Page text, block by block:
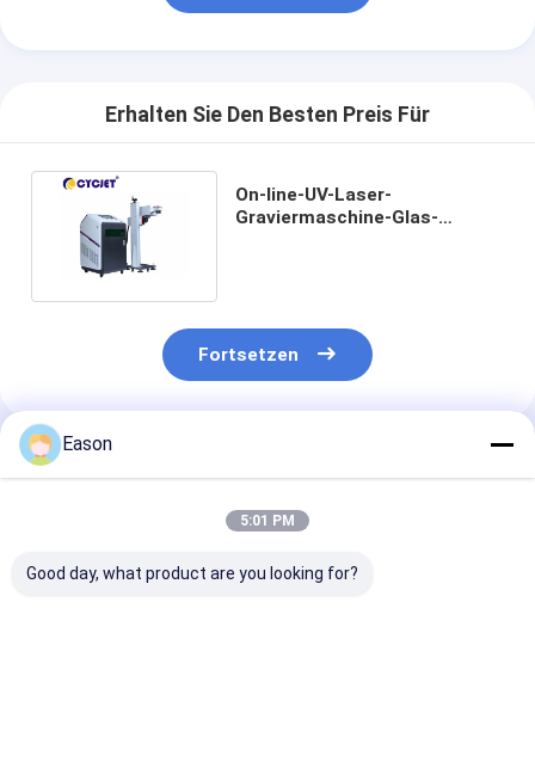
Erhalten Sie Den Besten Preis Für
On-line-UV-Laser-
Graviermaschine-Glas-
Fortsetzen
Empfohlene Produkte
Eason
5:01 PM
Good day, what product are you looking for?